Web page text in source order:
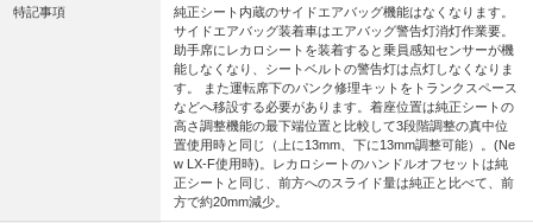
特記事項
純正シート内蔵のサイドエアバッグ機能はなくなります。
サイドエアバッグ装着車はエアバッグ警告灯消灯作業要。
助手席にレカロシートを装着すると乗員感知センサーが機
能しなくなり、シートベルトの警告灯は点灯しなくなりま
す。 また運転席下のパンク修理キットをトランクスペース
などへ移設する必要があります。着座位置は純正シートの
高さ調整機能の最下端位置と比較して3段階調整の真中位
置使用時と同じ（上に13mm、下に13mm調整可能）。(Ne
w LX-F使用時)。レカロシートのハンドルオフセットは純
正シートと同じ、前方へのスライド量は純正と比べて、前
方で約20mm減少。